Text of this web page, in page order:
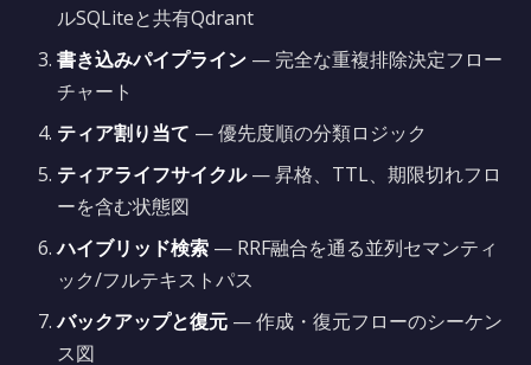
ルSQLiteと共有Qdrant
書き込みパイプライン — 完全な重複排除決定フロー
チャート
ティア割り当て — 優先度順の分類ロジック
ティアライフサイクル— 昇格、TTL、期限切れフロ
ーを含む状態図
ハイブリッド検索 — RRF融合を通る並列セマンティ
ック/フルテキストパス
バックアップと復元 — 作成・復元フローのシーケン
ス図